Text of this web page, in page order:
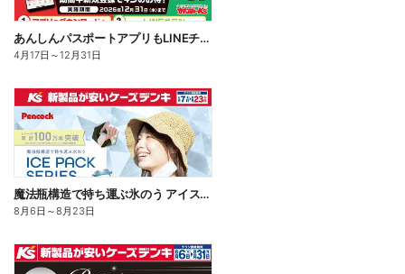
あんしんパスポートアプリもLINEチラシもWでお得!
4月17日 ～12月31日
魔法瓶構造で持ち運ぶ氷のう アイスパックシリーズ
8月6日 ～8月23日